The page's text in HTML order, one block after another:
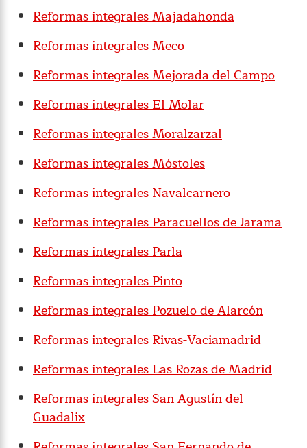
Reformas integrales Majadahonda
Reformas integrales Meco
Reformas integrales Mejorada del Campo
Reformas integrales El Molar
Reformas integrales Moralzarzal
Reformas integrales Móstoles
Reformas integrales Navalcarnero
Reformas integrales Paracuellos de Jarama
Reformas integrales Parla
Reformas integrales Pinto
Reformas integrales Pozuelo de Alarcón
Reformas integrales Rivas-Vaciamadrid
Reformas integrales Las Rozas de Madrid
Reformas integrales San Agustín del
Guadalix